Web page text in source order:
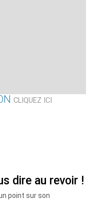
CLIQUEZ ICI
dire au revoir !
point sur son